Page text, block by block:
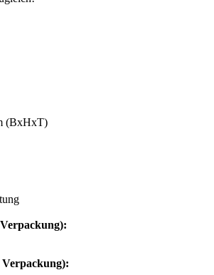
(BxHxT)